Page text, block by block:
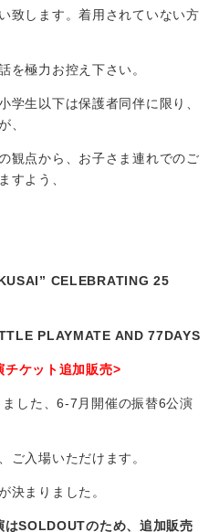
致します。着用されていない方
を極力お控え下さい。
生以下は保護者同伴に限り、
、
観点から、お子さま連れでのご
すよう、
CELEBRATING 25
PLAYMATE AND 77DAYS
チケット追加販売>
した、6-7月開催の振替6公演
ご入場いただけます。
決まりました。
はSOLDOUTのため、追加販売